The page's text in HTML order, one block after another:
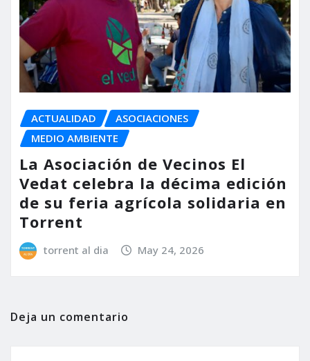
ACTUALIDAD
ASOCIACIONES
MEDIO AMBIENTE
La Asociación de Vecinos El
Vedat celebra la décima edición
de su feria agrícola solidaria en
Torrent
torrent al dia May 24, 2026
Deja un comentario